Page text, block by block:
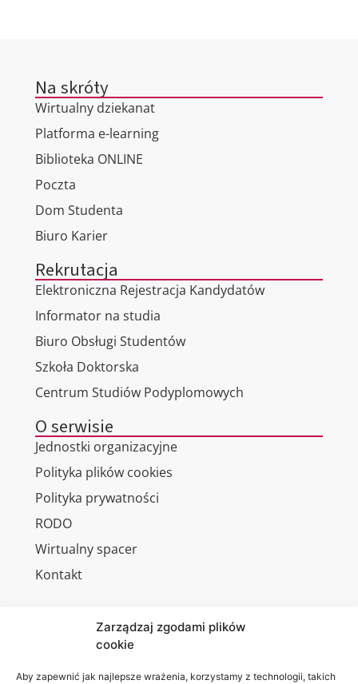
Zarządzaj zgodami plików
cookie
Aby zapewnić jak najlepsze wrażenia, korzystamy z technologii, takich
Na skróty
Wirtualny dziekanat
Platforma e-learning
Biblioteka ONLINE
Poczta
Dom Studenta
Biuro Karier
Rekrutacja
Elektroniczna Rejestracja Kandydatów
Informator na studia
Biuro Obsługi Studentów
Szkoła Doktorska
Centrum Studiów Podyplomowych
O serwisie
Jednostki organizacyjne
Polityka plików cookies
Polityka prywatności
RODO
Wirtualny spacer
Kontakt
Akademia